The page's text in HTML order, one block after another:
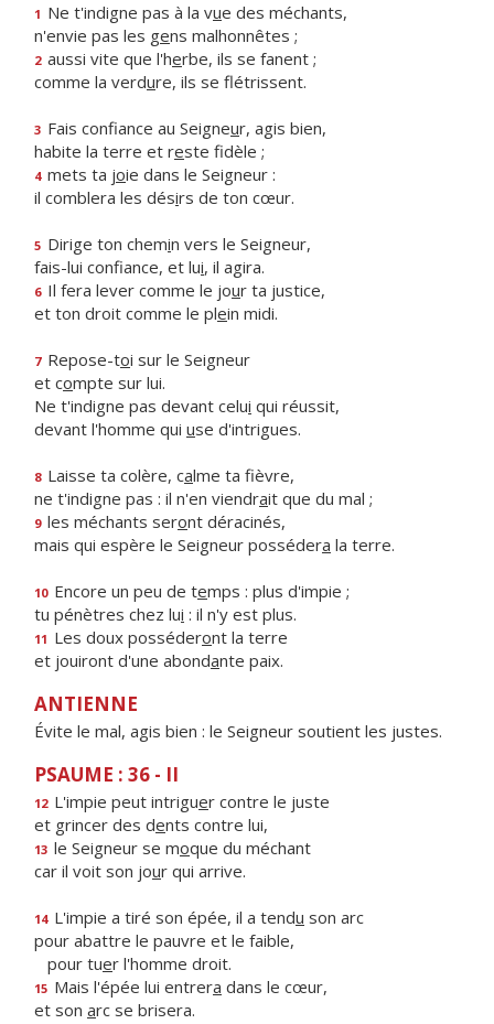
1 Ne t'indigne pas à la vue des méchants,
n'envie pas les gens malhonnêtes ;
2 aussi vite que l'herbe, ils se fanent ;
comme la verdure, ils se flétrissent.
3 Fais confiance au Seigneur, agis bien,
habite la terre et reste fidèle ;
4 mets ta joie dans le Seigneur :
il comblera les désirs de ton cœur.
5 Dirige ton chemin vers le Seigneur,
fais-lui confiance, et lui, il agira.
6 Il fera lever comme le jour ta justice,
et ton droit comme le plein midi.
7 Repose-toi sur le Seigneur
et compte sur lui.
Ne t'indigne pas devant celui qui réussit,
devant l'homme qui use d'intrigues.
8 Laisse ta colère, calme ta fièvre,
ne t'indigne pas : il n'en viendrait que du mal ;
9 les méchants seront déracinés,
mais qui espère le Seigneur possédera la terre.
10 Encore un peu de temps : plus d'impie ;
tu pénètres chez lui : il n'y est plus.
11 Les doux posséderont la terre
et jouiront d'une abondante paix.
ANTIENNE
Évite le mal, agis bien : le Seigneur soutient les justes.
PSAUME : 36 - II
12 L'impie peut intriguer contre le juste
et grincer des dents contre lui,
13 le Seigneur se moque du méchant
car il voit son jour qui arrive.
14 L'impie a tiré son épée, il a tendu son arc
pour abattre le pauvre et le faible,
pour tuer l'homme droit.
15 Mais l'épée lui entrera dans le cœur,
et son arc se brisera.